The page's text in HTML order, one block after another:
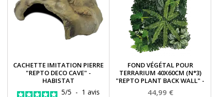
CACHETTE IMITATION PIERRE
"REPTO DECO CAVE" -
HABISTAT
5/5 - 1 avis
FOND VÉGÉTAL POUR
TERRARIUM 40X60CM (N°3)
"REPTO PLANT BACK WALL" -
Prix
44,99 €